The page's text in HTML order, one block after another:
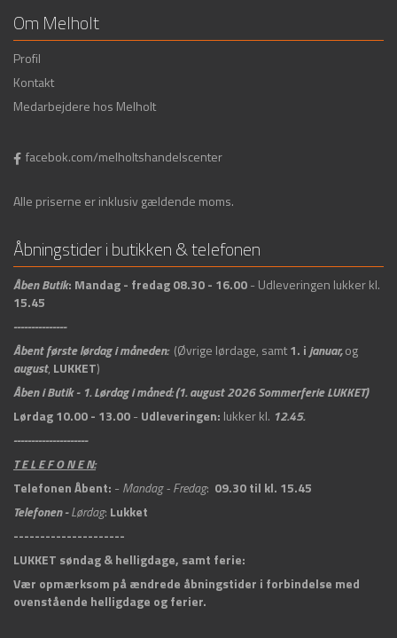
Om Melholt
Profil
Kontakt
Medarbejdere hos Melholt
facebok.com/melholtshandelscenter
Alle priserne er inklusiv gældende moms.
Åbningstider i butikken & telefonen
ÅbenButik: Mandag - fredag 08.30 - 16.00- Udleveringen lukker kl.
15.45
---------------
Åbent første lørdag i måneden: (Øvrige lørdage, samt1. i januar,og
august, LUKKET)
Åben i Butik - 1. Lørdag i måned: (1. august 2026 Sommerferie LUKKET)
Lørdag 10.00 - 13.00- Udleveringen: lukker kl. 12.45.
---------------------
T E L E F O N E N:
Telefonen Åbent: - Mandag - Fredag: 09.30 til kl. 15.45
Telefonen -Lørdag: Lukket
---------------------
LUKKET søndag & helligdage, samt ferie:
Vær opmærksom på ændrede åbningstider i forbindelse med
ovenstående helligdage og ferier.